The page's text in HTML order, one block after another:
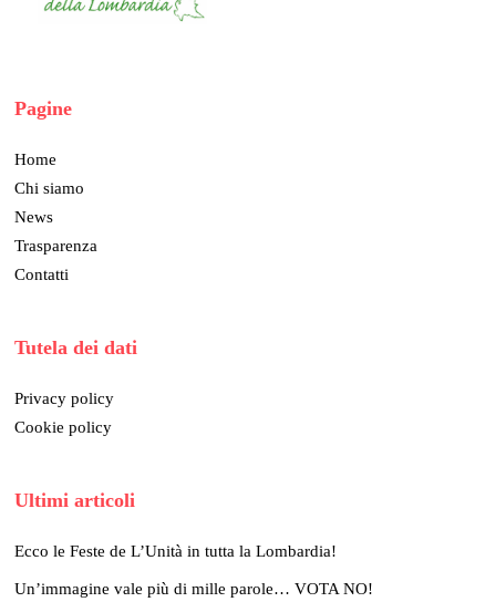
Pagine
Home
Chi siamo
News
Trasparenza
Contatti
Tutela dei dati
Privacy policy
Cookie policy
Ultimi articoli
Ecco le Feste de L’Unità in tutta la Lombardia!
Un’immagine vale più di mille parole… VOTA NO!